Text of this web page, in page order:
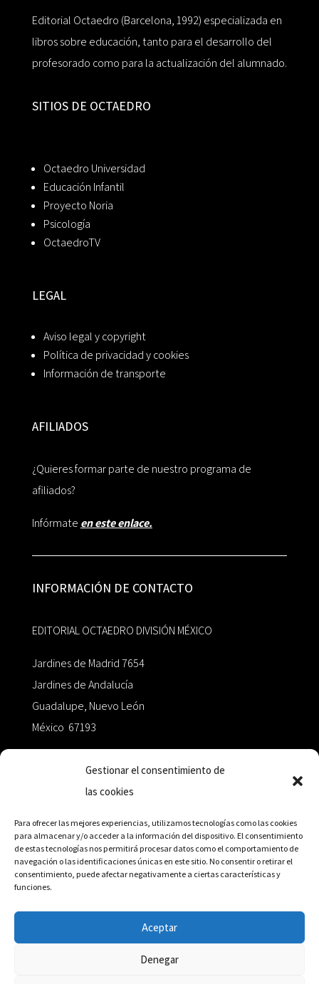
Gestionar el consentimiento de
las cookies
Para ofrecer las mejores experiencias, utilizamos tecnologías como las cookies
para almacenar y/o acceder a la información del dispositivo. El consentimiento
de estas tecnologías nos permitirá procesar datos como el comportamiento de
navegación o las identificaciones únicas en este sitio. No consentir o retirar el
consentimiento, puede afectar negativamente a ciertas características y
funciones.
Aceptar
Denegar
Editorial Octaedro (Barcelona, 1992) especializada en
libros sobre educación, tanto para el desarrollo del
profesorado como para la actualización del alumnado.
SITIOS DE OCTAEDRO
Octaedro Universidad
Educación Infantil
Proyecto Noria
Psicología
OctaedroTV
LEGAL
Aviso legal y copyright
Política de privacidad y cookies
Información de transporte
AFILIADOS
¿Quieres formar parte de nuestro programa de
afiliados?
Infórmate en este enlace.
INFORMACIÓN DE CONTACTO
EDITORIAL OCTAEDRO DIVISIÓN MÉXICO
Jardines de Madrid 7654
Jardines de Andalucía
Guadalupe, Nuevo León
México 67193
+52 811.499.5638
RED DE DISTRIBUCIÓN